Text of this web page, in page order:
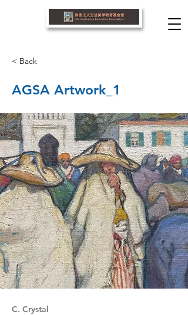
< Back
AGSA Artwork_1
C. Crystal